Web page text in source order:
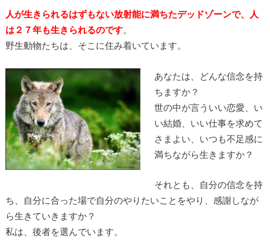
人が生きられるはずもない放射能に満ちたデッドゾーンで、人
は２７年も生きられるのです。
野生動物たちは、そこに住み着いています。
あなたは、どんな信念を持
ちますか？
世の中が言ういい恋愛、い
い結婚、いい仕事を求めて
さまよい、いつも不足感に
満ちながら生きますか？
それとも、自分の信念を持
ち、自分に合った場で自分のやりたいことをやり、感謝しなが
ら生きていきますか？
私は、後者を選んでいます。